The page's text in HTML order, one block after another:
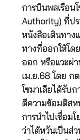
การบินพลเรือน
Authority) ที่ปร
หนังสือเดินทาง
ทางที่ออกให้โด
ออก หรือแวะผ่
เม.ย.68 โดย ก
โซมาเลียได้รับ
ตีความข้อมติสห
การนำไปเชื่อม
ว่าไต้หวันเป็นส่